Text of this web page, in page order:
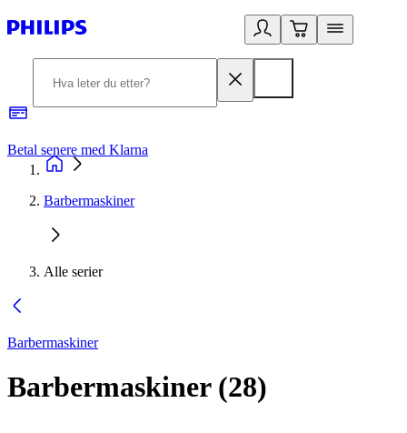
Betal senere med Klarna
Barbermaskiner
Alle serier
Barbermaskiner
Barbermaskiner(28)